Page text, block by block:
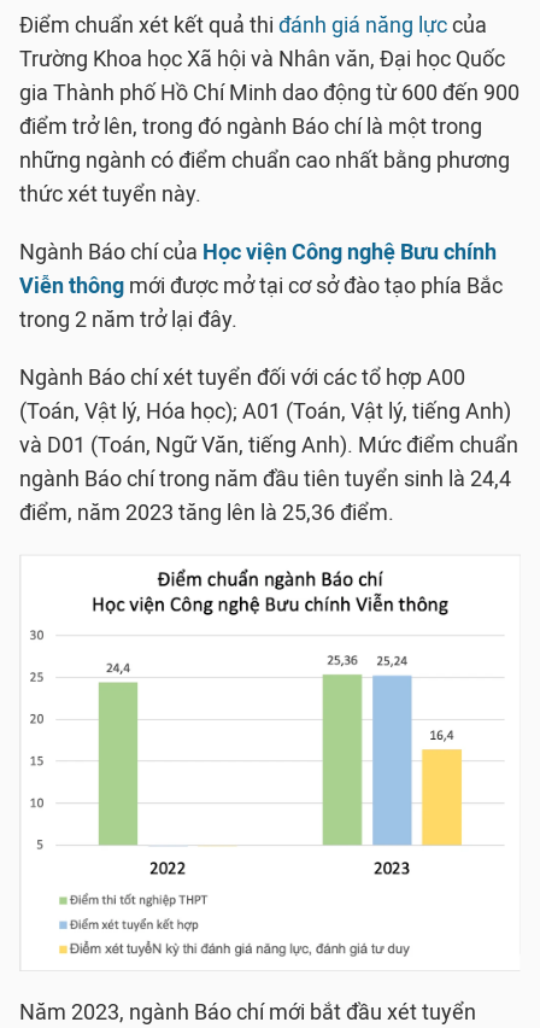
Điểm chuẩn xét kết quả thi đánh giá năng lựccủa
Trường Khoa học Xã hội và Nhân văn, Đại học Quốc
gia Thành phố Hồ Chí Minh dao động từ 600 đến 900
điểm trở lên, trong đó ngành Báo chí là một trong
những ngành có điểm chuẩn cao nhất bằng phương
thức xét tuyển này.
Ngành Báo chí của Học viện Công nghệ Bưu chính
Viễn thông mới được mở tại cơ sở đào tạo phía Bắc
trong 2 năm trở lại đây.
Ngành Báo chí xét tuyển đối với các tổ hợp A00
(Toán, Vật lý, Hóa học); A01 (Toán, Vật lý, tiếng Anh)
và D01 (Toán, Ngữ Văn, tiếng Anh). Mức điểm chuẩn
ngành Báo chí trong năm đầu tiên tuyển sinh là 24,4
điểm, năm 2023 tăng lên là 25,36 điểm.
Năm 2023, ngành Báo chí mới bắt đầu xét tuyển